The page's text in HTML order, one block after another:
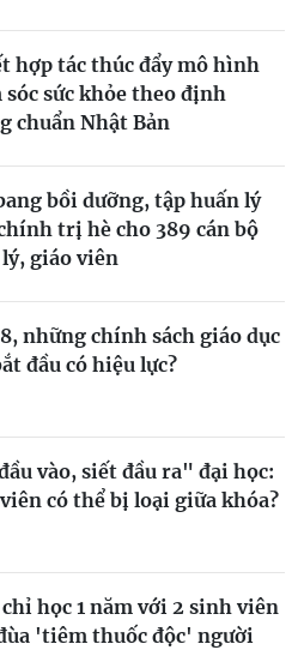
hợp tác thúc đẩy mô hình
sóc sức khỏe theo định
chuẩn Nhật Bản
bồi dưỡng, tập huấn lý
trị hè cho 389 cán bộ
giáo viên
những chính sách giáo dục
đầu có hiệu lực?
vào, siết đầu ra" đại học:
có thể bị loại giữa khóa?
học 1 năm với 2 sinh viên
'tiêm thuốc độc' người